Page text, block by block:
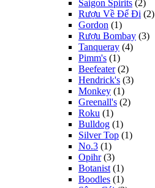
Saigon Spirits (2)
Rượu Về Để Đi (2)
Gordon (1)
Rượu Bombay (3)
Tanqueray (4)
Pimm's (1)
Beefeater (2)
Hendrick's (3)
Monkey (1)
Greenall's (2)
Roku (1)
Bulldog (1)
Silver Top (1)
No.3 (1)
Opihr (3)
Botanist (1)
Boodles (1)